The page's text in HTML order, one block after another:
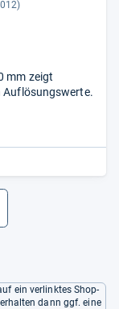
mm zeigt
Auflösungswerte.
ein verlinktes Shop-
dann ggf. eine